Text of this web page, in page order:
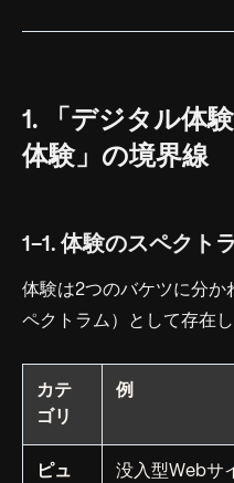
1. 「デジタル体
体験」の境界線
1-1. 体験のスペクト
体験は2つのバケツに分か
ペクトラム）として存在し
カテ
ゴリ
例
ピュ
没入型Webサ